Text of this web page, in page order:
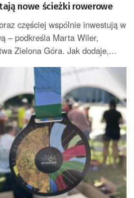
nowe ścieżki rowerowe
częściej wspólnie inwestują w
– podkreśla Marta Wiler,
Zielona Góra. Jak dodaje,...